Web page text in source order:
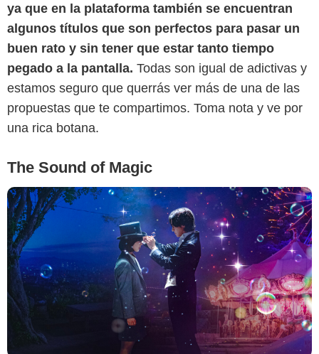
ya que en la plataforma también se encuentran
algunos títulos que son perfectos para pasar un
buen rato y sin tener que estar tanto tiempo
pegado a la pantalla. Todas son igual de adictivas y
estamos seguro que querrás ver más de una de las
propuestas que te compartimos. Toma nota y ve por
una rica botana.
The Sound of Magic